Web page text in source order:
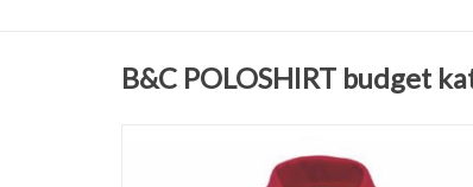
B&C POLOSHIRT budget